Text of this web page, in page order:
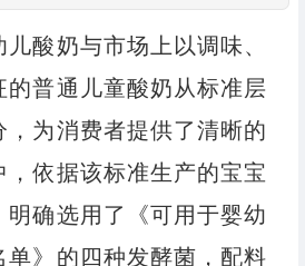
酸奶与市场上以调味、
普通儿童酸奶从标准层
为消费者提供了清晰的
依据该标准生产的宝宝
确选用了《可用于婴幼
单》的四种发酵菌，配料